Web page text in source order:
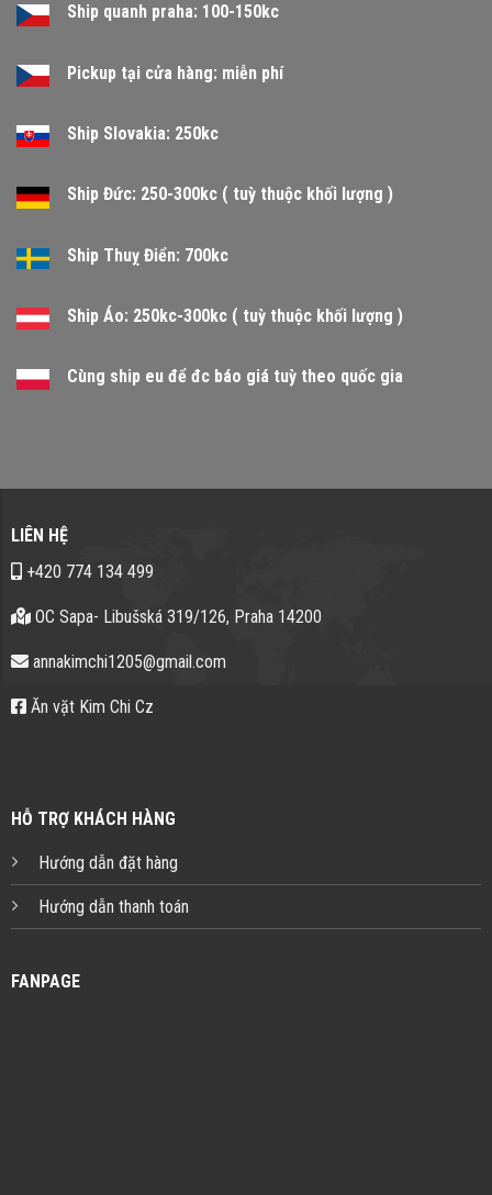
Ship quanh praha: 100-150kc
Pickup tại cửa hàng: miễn phí
Ship Slovakia: 250kc
Ship Đức: 250-300kc ( tuỳ thuộc khối lượng )
Ship Thuỵ Điển: 700kc
Ship Áo: 250kc-300kc ( tuỳ thuộc khối lượng )
Cùng ship eu để đc báo giá tuỳ theo quốc gia
LIÊN HỆ
+420 774 134 499
OC Sapa- Libušská 319/126, Praha 14200
annakimchi1205@gmail.com
Ăn vặt Kim Chi Cz
HỖ TRỢ KHÁCH HÀNG
Hướng dẫn đặt hàng
Hướng dẫn thanh toán
FANPAGE